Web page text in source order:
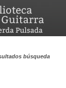
búsqueda